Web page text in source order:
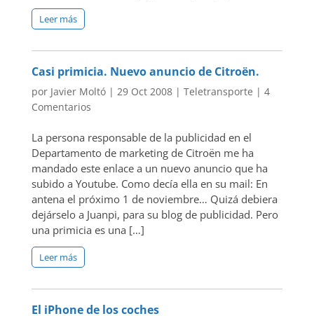
Leer más
Casi primicia. Nuevo anuncio de Citroën.
por Javier Moltó| 29 Oct 2008| Teletransporte | 4
Comentarios
La persona responsable de la publicidad en el
Departamento de marketing de Citroën me ha
mandado este enlace a un nuevo anuncio que ha
subido a Youtube. Como decía ella en su mail: En
antena el próximo 1 de noviembre… Quizá debiera
dejárselo a Juanpi, para su blog de publicidad. Pero
una primicia es una […]
Leer más
El iPhone de los coches